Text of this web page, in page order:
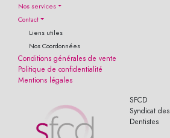
Nos services
Contact
Liens utiles
Nos Coordonnées
Conditions générales de vente
Politique de confidentialité
Mentions légales
SFCD
Syndicat
Dentistes